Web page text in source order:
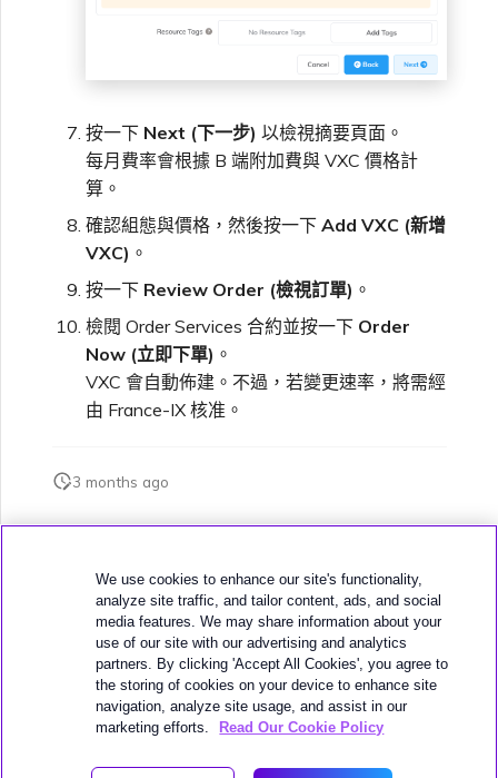
按一下 Next (下一步) 以檢視摘要頁面。
每月費率會根據 B 端附加費與 VXC 價格計
算。
確認組態與價格，然後按一下 Add VXC (新增
VXC) 。
按一下 Review Order (檢視訂單) 。
檢閱 Order Services 合約並按一下 Order
Now (立即下單) 。
VXC 會自動佈建。不過，若變更速率，將需經
由 France-IX 核准。
3 months ago
下一頁
編輯 IX
We use cookies to enhance our site's functionality,
analyze site traffic, and tailor content, ads, and social
media features. We may share information about your
use of our site with our advertising and analytics
partners. By clicking 'Accept All Cookies', you agree to
the storing of cookies on your device to enhance site
navigation, analyze site usage, and assist in our
marketing efforts.
Read Our Cookie Policy